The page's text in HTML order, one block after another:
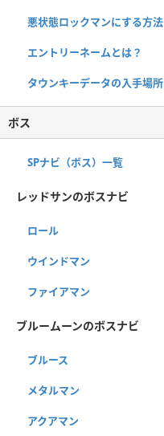
悪状態ロックマンにする方法
エントリーネームとは？
タウンキーデータの入手場所
ボス
SPナビ（ボス）一覧
レッドサンのボスナビ
ロール
ウインドマン
ファイアマン
ブルームーンのボスナビ
ブルース
メタルマン
アクアマン